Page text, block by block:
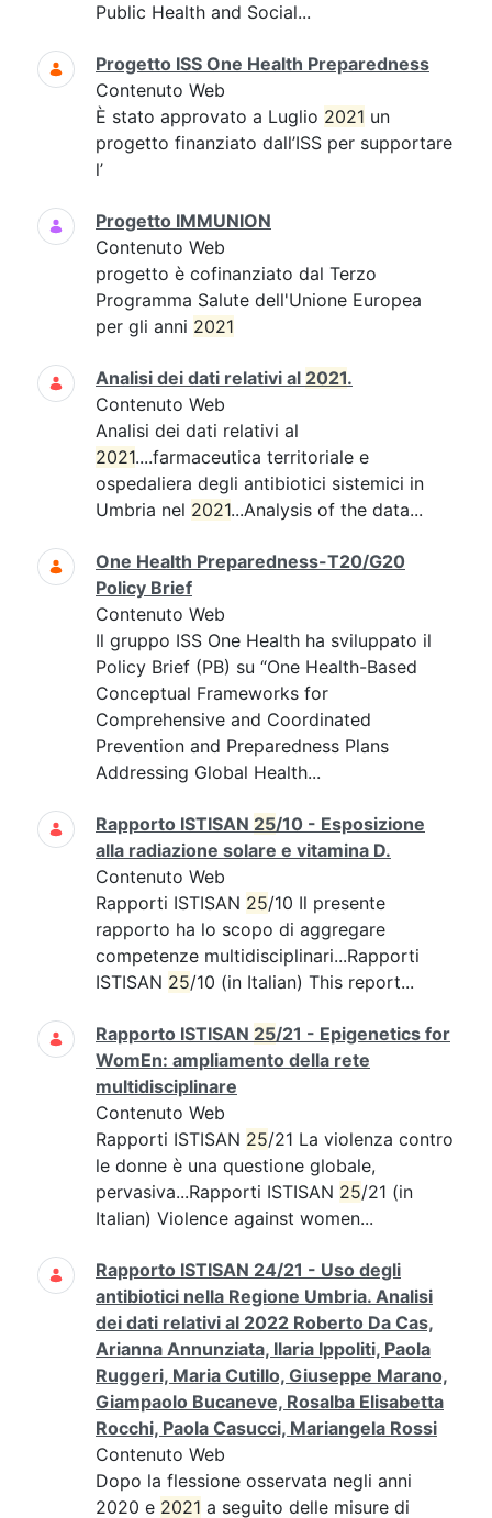
Public Health and Social...
Progetto ISS One Health Preparedness
Contenuto Web
È stato approvato a Luglio 2021 un
progetto finanziato dall’ISS per supportare
l’
Progetto IMMUNION
Contenuto Web
progetto è cofinanziato dal Terzo
Programma Salute dell'Unione Europea
per gli anni 2021
Analisi dei dati relativi al 2021.
Contenuto Web
Analisi dei dati relativi al
2021....farmaceutica territoriale e
ospedaliera degli antibiotici sistemici in
Umbria nel 2021...Analysis of the data...
One Health Preparedness-T20/G20
Policy Brief
Contenuto Web
Il gruppo ISS One Health ha sviluppato il
Policy Brief (PB) su “One Health-Based
Conceptual Frameworks for
Comprehensive and Coordinated
Prevention and Preparedness Plans
Addressing Global Health...
Rapporto ISTISAN 25/10 - Esposizione
alla radiazione solare e vitamina D.
Contenuto Web
Rapporti ISTISAN 25/10 Il presente
rapporto ha lo scopo di aggregare
competenze multidisciplinari...Rapporti
ISTISAN 25/10 (in Italian) This report...
Rapporto ISTISAN 25/21 - Epigenetics for
WomEn: ampliamento della rete
multidisciplinare
Contenuto Web
Rapporti ISTISAN 25/21 La violenza contro
le donne è una questione globale,
pervasiva...Rapporti ISTISAN 25/21 (in
Italian) Violence against women...
Rapporto ISTISAN 24/21 - Uso degli
antibiotici nella Regione Umbria. Analisi
dei dati relativi al 2022 Roberto Da Cas,
Arianna Annunziata, Ilaria Ippoliti, Paola
Ruggeri, Maria Cutillo, Giuseppe Marano,
Giampaolo Bucaneve, Rosalba Elisabetta
Rocchi, Paola Casucci, Mariangela Rossi
Contenuto Web
Dopo la flessione osservata negli anni
2020 e 2021 a seguito delle misure di